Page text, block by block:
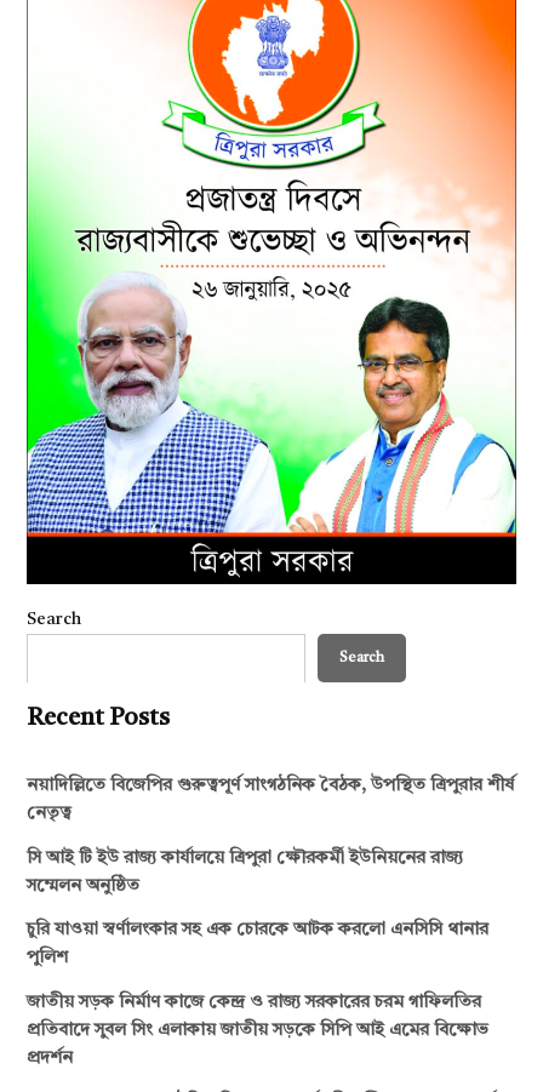
Search
Search
Recent Posts
নয়াদিল্লিতে বিজেপির গুরুত্বপূর্ণ সাংগঠনিক বৈঠক, উপস্থিত ত্রিপুরার শীর্ষ
নেতৃত্ব
সি আই টি ইউ রাজ্য কার্যালয়ে ত্রিপুরা ক্ষৌরকর্মী ইউনিয়নের রাজ্য
সম্মেলন অনুষ্ঠিত
চুরি যাওয়া স্বর্ণালংকার সহ এক চোরকে আটক করলো এনসিসি থানার
পুলিশ
জাতীয় সড়ক নির্মাণ কাজে কেন্দ্র ও রাজ্য সরকারের চরম গাফিলতির
প্রতিবাদে সুবল সিং এলাকায় জাতীয় সড়কে সিপি আই এমের বিক্ষোভ
প্রদর্শন